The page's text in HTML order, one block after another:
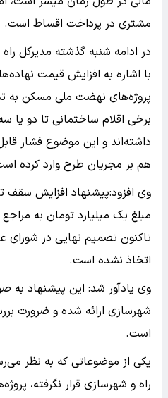
مشتری در پرداخت اقساط است.
در ادامه شنبه گذشته مدیرکل
با اشاره به افزایش قیمت
پروژه‌های نهضت ملی مسکن به
برخی اقلام ساختمانی تا دو یا
داشته‌اند و این موضوع فشار
هم بر مجریان طرح وارد کرده
وی افزود:پیشنهاد افزایش
مبلغ یک میلیارد تومان به
تاکنون تصمیم نهایی در
اتخاذ نشده است.
وی یادآور شد: این پیشنهاد به
شهرسازی ارائه شده و ضرورت
است.
یکی از موضوعاتی که به نظر
راه و شهرسازی قرار نگرفته،